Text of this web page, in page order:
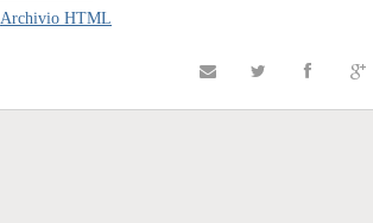
Archivio HTML